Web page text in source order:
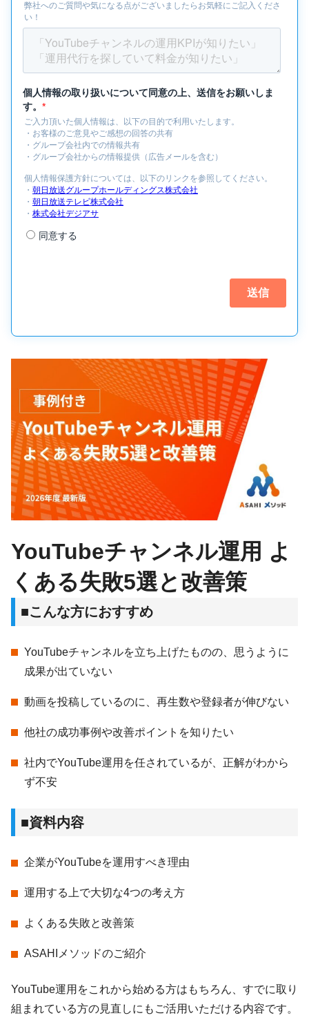
YouTubeチャンネル運用 よ
くある失敗5選と改善策
■こんな方におすすめ
YouTubeチャンネルを立ち上げたものの、思うように
成果が出ていない
動画を投稿しているのに、再生数や登録者が伸びない
他社の成功事例や改善ポイントを知りたい
社内でYouTube運用を任されているが、正解がわから
ず不安
■資料内容
企業がYouTubeを運用すべき理由
運用する上で大切な4つの考え方
よくある失敗と改善策
ASAHIメソッドのご紹介
YouTube運用をこれから始める方はもちろん、すでに取り
組まれている方の見直しにもご活用いただける内容です。